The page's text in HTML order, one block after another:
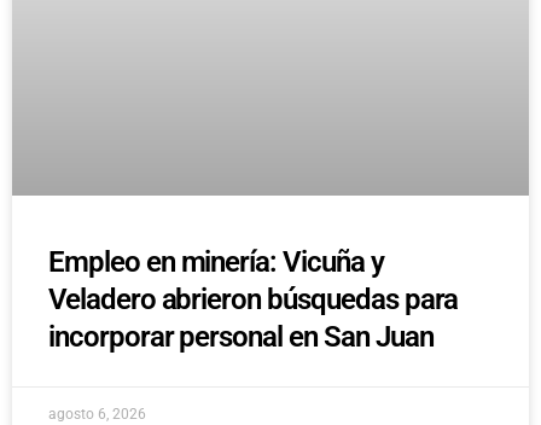
Empleo en minería: Vicuña y
Veladero abrieron búsquedas para
incorporar personal en San Juan
agosto 6, 2026